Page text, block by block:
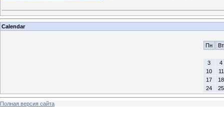
Calendar
Пн Вт
3
4
10
11
17
18
24
25
Полная версия сайта